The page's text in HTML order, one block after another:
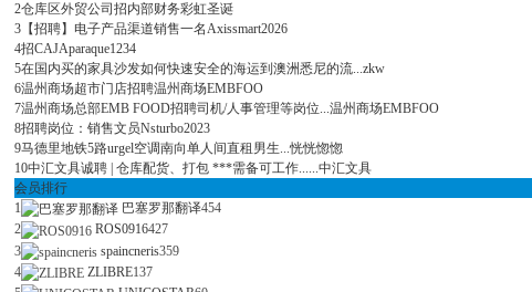
牙
华
2仓库区外贸公司招内部财务彩虹圣诞
3 【招聘】电子产品渠道销售一名Axissmart2026
4招CAJAparaque1234
5在国内买的家具沙发如何快速安全的海运到澳洲悉尼的流...zkw
6温州商场超市门店招聘温州商场EMBFOO
7温州商场总部EMB FOOD招聘司机/人事管理等岗位...温州商场EMBFOO
8招聘岗位：销售文员Nsturbo2023
9马德里地铁5路urgel空调南向单人间直租男生...恍恍惚惚
10中汇文具诚聘 | 仓库配货、打包 ***需备可工作......中汇文具
会员排行
1
巴塞罗那翻译454
2
ROS0916427
3
spaincneris359
4
ZLIBRE137